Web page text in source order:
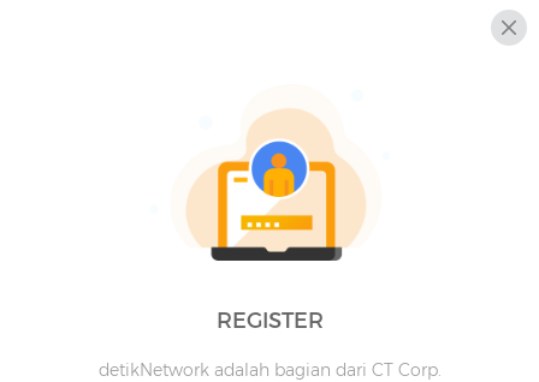
REGISTER
detikNetwork adalah bagian dari CT Corp.